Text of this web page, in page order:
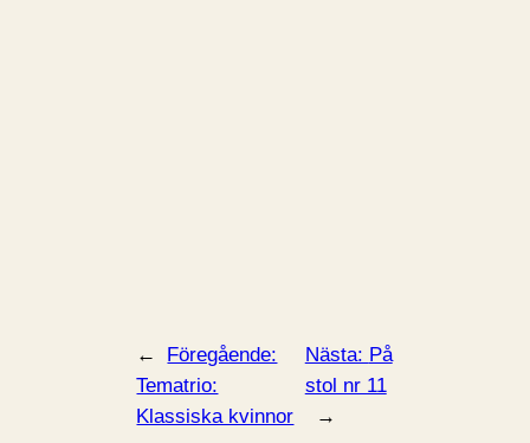
←
Föregående:
Tematrio:
Klassiska kvinnor
Nästa: På
stol nr 11
→